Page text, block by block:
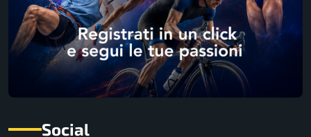
Social